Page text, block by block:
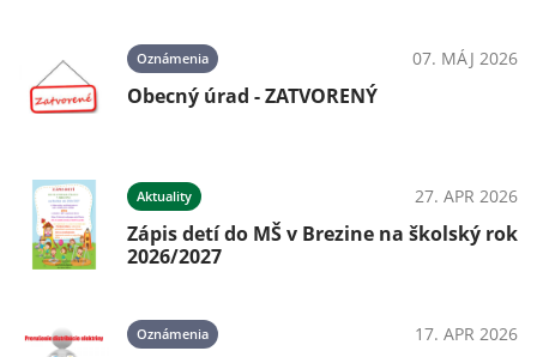
Oznámenia 07. MÁJ 2026
Obecný úrad - ZATVORENÝ
Aktuality 27. APR 2026
Zápis detí do MŠ v Brezine na školský rok
2026/2027
Oznámenia 17. APR 2026